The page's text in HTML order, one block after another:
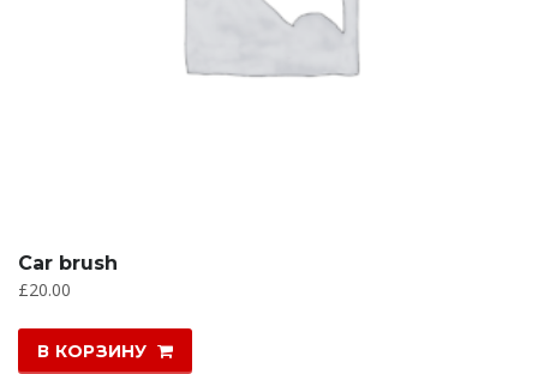
Car brush
£20.00
В КОРЗИНУ